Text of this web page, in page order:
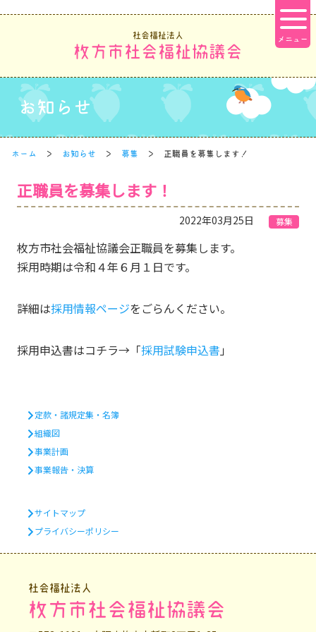
社会福祉法人
枚方市社会福祉協議会
お知らせ
ホーム お知らせ 募集 正職員を募集します！
正職員を募集します！
2022年03月25日 募集
枚方市社会福祉協議会正職員を募集します。
採用時期は令和４年６月１日です。
詳細は採用情報ページをごらんください。
採用申込書はコチラ→「採用試験申込書 」
定款・諸規定集・名簿
組織図
事業計画
事業報告・決算
サイトマップ
プライバシーポリシー
社会福祉法人
枚方市社会福祉協議会